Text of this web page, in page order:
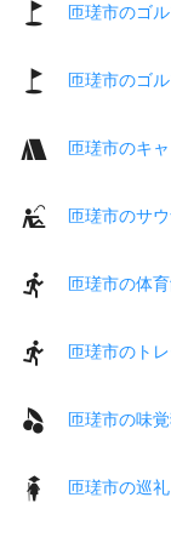
匝瑳市のゴ
匝瑳市のゴ
匝瑳市のキ
匝瑳市のサ
匝瑳市の体
匝瑳市のト
匝瑳市の味覚
匝瑳市の巡礼